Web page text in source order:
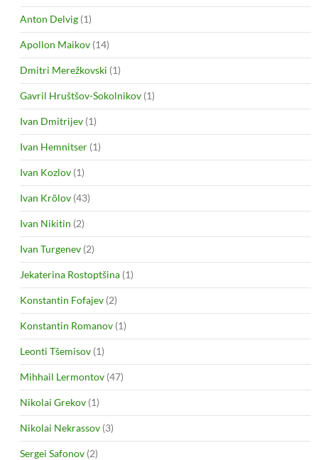
Anton Delvig (1)
Apollon Maikov (14)
Dmitri Merežkovski (1)
Gavril Hruštšov-Sokolnikov (1)
Ivan Dmitrijev (1)
Ivan Hemnitser (1)
Ivan Kozlov (1)
Ivan Krõlov (43)
Ivan Nikitin (2)
Ivan Turgenev (2)
Jekaterina Rostoptšina (1)
Konstantin Fofajev (2)
Konstantin Romanov (1)
Leonti Tšemisov (1)
Mihhail Lermontov (47)
Nikolai Grekov (1)
Nikolai Nekrassov (3)
Sergei Safonov (2)